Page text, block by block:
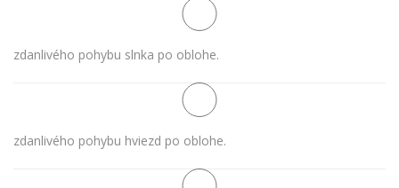
zdanlivého pohybu slnka po oblohe.
zdanlivého pohybu hviezd po oblohe.